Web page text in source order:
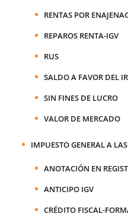
RENTAS POR
REPAROS RENTA-IGV
RUS
SALDO A FAVOR DEL IR
SIN FINES DE LUCRO
VALOR DE MERCADO
IMPUESTO GENERAL A
ANOTACIÓN EN
ANTICIPO IGV
CRÉDITO FISCAL-